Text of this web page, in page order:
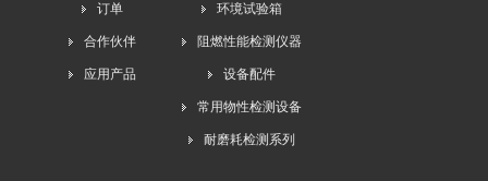
订单
合作伙伴
应用产品
环境试验箱
阻燃性能检测仪器
设备配件
常用物性检测设备
耐磨耗检测系列